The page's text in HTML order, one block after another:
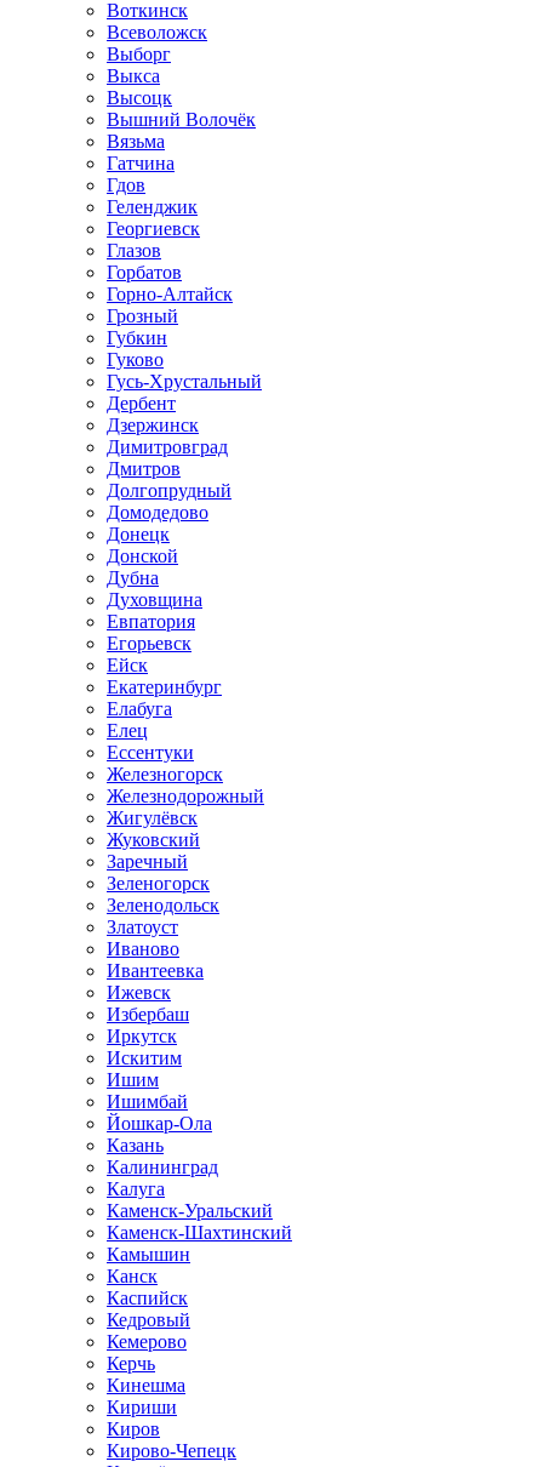
Воткинск
Всеволожск
Выборг
Выкса
Высоцк
Вышний Волочёк
Вязьма
Гатчина
Гдов
Геленджик
Георгиевск
Глазов
Горбатов
Горно-Алтайск
Грозный
Губкин
Гуково
Гусь-Хрустальный
Дербент
Дзержинск
Димитровград
Дмитров
Долгопрудный
Домодедово
Донецк
Донской
Дубна
Духовщина
Евпатория
Егорьевск
Ейск
Екатеринбург
Елабуга
Елец
Ессентуки
Железногорск
Железнодорожный
Жигулёвск
Жуковский
Заречный
Зеленогорск
Зеленодольск
Златоуст
Иваново
Ивантеевка
Ижевск
Избербаш
Иркутск
Искитим
Ишим
Ишимбай
Йошкар-Ола
Казань
Калининград
Калуга
Каменск-Уральский
Каменск-Шахтинский
Камышин
Канск
Каспийск
Кедровый
Кемерово
Керчь
Кинешма
Кириши
Киров
Кирово-Чепецк